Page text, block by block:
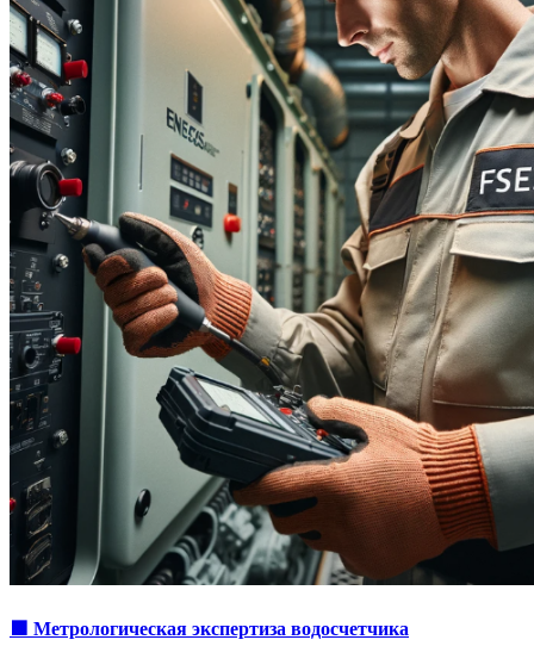
🟩 Метрологическая экспертиза водосчетчика